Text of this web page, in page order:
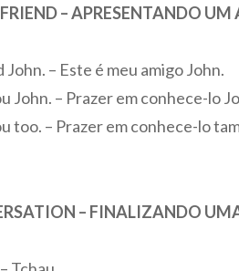
– APRESENTANDO
John. – Este é meu amigo John.
John. – Prazer em conhece-lo
too. – Prazer em conhece-lo
– FINALIZANDO